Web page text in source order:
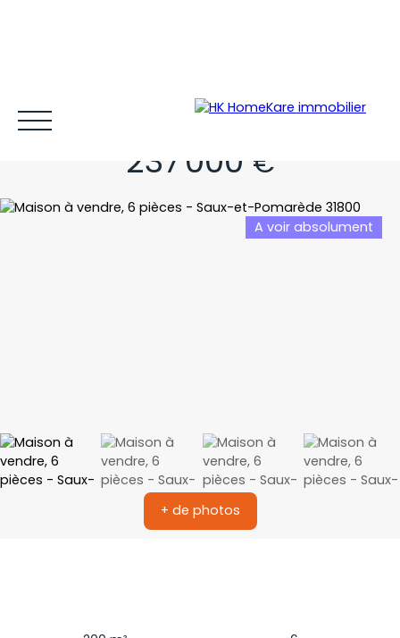
Poser vos valises
237 000 €
A voir absolument
+ de photos